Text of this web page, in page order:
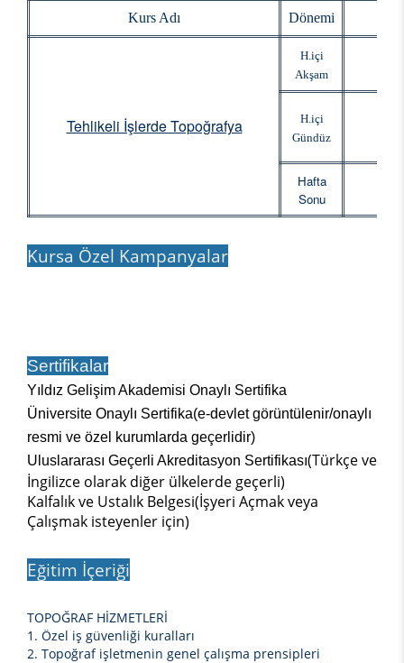
Kurs Adı Dönemi
Tehlikeli İşlerde Topoğrafya
H.içi
Akşam
H.içi
Gündüz
Hafta
Sonu
Kursa Özel Kampanyalar
Sertifikalar
Yıldız Gelişim Akademisi Onaylı Sertifika
Üniversite Onaylı Sertifika(e-devlet görüntülenir/onaylı
resmi ve özel kurumlarda geçerlidir)
Uluslararası Geçerli Akreditasyon Sertifikası(Türkçe ve
İngilizce olarak diğer ülkelerde geçerli)
Kalfalık ve Ustalık Belgesi(İşyeri Açmak veya
Çalışmak isteyenler için)
Eğitim İçeriği
TOPOĞRAF HİZMETLERİ
1. Özel iş güvenliği kuralları
2. Topoğraf işletmenin genel çalışma prensipleri